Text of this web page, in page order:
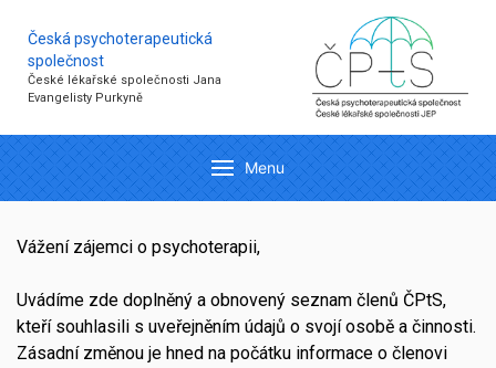
Česká psychoterapeutická
společnost
České lékařské společnosti Jana
Evangelisty Purkyně
Menu
Vážení zájemci o psychoterapii,
Uvádíme zde doplněný a obnovený seznam členů ČPtS,
kteří souhlasili s uveřejněním údajů o svojí osobě a činnosti.
Zásadní změnou je hned na počátku informace o členovi